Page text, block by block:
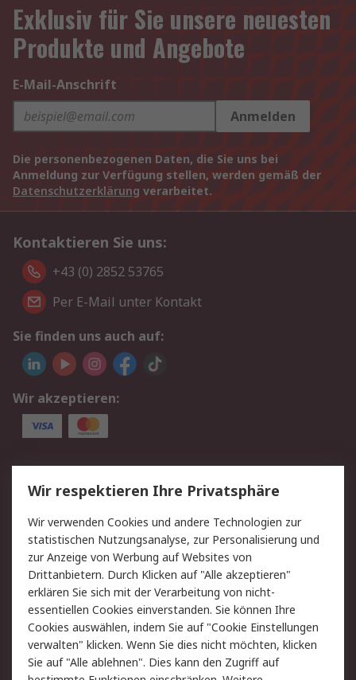
Exklusiv für Sie unsere neuesten
Produkte und Angebote
E-Mail-Anschrift
Anmelden
Die personenbezogenen Daten, die Sie uns bei
Anmeldung zur Verfügung stellen, werden gemäß der
Datenschutzerklärung verarbeitet.
Kontaktieren Sie uns:
+43 (0) 2852 53765
Per E-Mail unter Kontakt
Sie finden uns auch auf:
Wir akzeptieren:
Service
Value Added Services
Lieferlösungen
Rücksendung/Entsorgung Kontakt
Hilfe
Rechtliches
RS Verkaufs- und
Lieferbedingungen
Datenschutz
Cookie-Richtlinie
Zahlungsbedingungen
Wir respektieren Ihre Privatsphäre
Wir verwenden Cookies und andere Technologien zur
statistischen Nutzungsanalyse, zur Personalisierung und
zur Anzeige von Werbung auf Websites von
Drittanbietern. Durch Klicken auf "Alle akzeptieren"
erklären Sie sich mit der Verarbeitung von nicht-
essentiellen Cookies einverstanden. Sie können Ihre
Cookies auswählen, indem Sie auf "Cookie Einstellungen
verwalten" klicken. Wenn Sie dies nicht möchten, klicken
Sie auf "Alle ablehnen". Dies kann den Zugriff auf